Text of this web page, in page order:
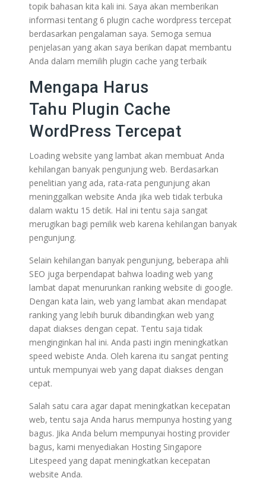
topik bahasan kita kali ini. Saya akan memberikan
informasi tentang 6 plugin cache wordpress tercepat
berdasarkan pengalaman saya. Semoga semua
penjelasan yang akan saya berikan dapat membantu
Anda dalam memilih plugin cache yang terbaik
Mengapa Harus
Tahu Plugin Cache
WordPress Tercepat
Loading website yang lambat akan membuat Anda
kehilangan banyak pengunjung web. Berdasarkan
penelitian yang ada, rata-rata pengunjung akan
meninggalkan website Anda jika web tidak terbuka
dalam waktu 15 detik. Hal ini tentu saja sangat
merugikan bagi pemilik web karena kehilangan banyak
pengunjung.
Selain kehilangan banyak pengunjung, beberapa ahli
SEO juga berpendapat bahwa loading web yang
lambat dapat menurunkan ranking website di google.
Dengan kata lain, web yang lambat akan mendapat
ranking yang lebih buruk dibandingkan web yang
dapat diakses dengan cepat. Tentu saja tidak
menginginkan hal ini. Anda pasti ingin meningkatkan
speed webiste Anda. Oleh karena itu sangat penting
untuk mempunyai web yang dapat diakses dengan
cepat.
Salah satu cara agar dapat meningkatkan kecepatan
web, tentu saja Anda harus mempunya hosting yang
bagus. Jika Anda belum mempunyai hosting provider
bagus, kami menyediakan Hosting Singapore
Litespeed yang dapat meningkatkan kecepatan
website Anda.